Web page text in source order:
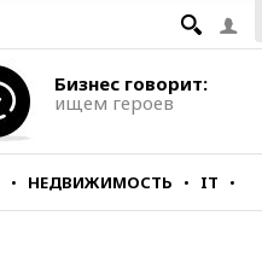
Бизнес говорит:
ищем героев
НЕДВИЖИМОСТЬ IT